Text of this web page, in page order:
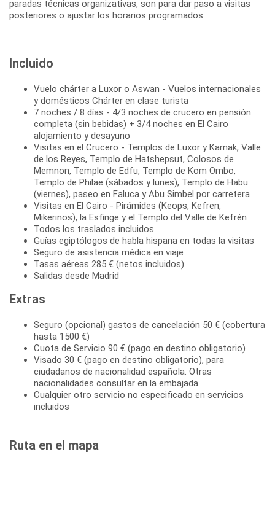
paradas técnicas organizativas, son para dar paso a visitas
posteriores o ajustar los horarios programados
Incluido
Vuelo chárter a Luxor o Aswan - Vuelos internacionales
y domésticos Chárter en clase turista
7 noches / 8 días - 4/3 noches de crucero en pensión
completa (sin bebidas) + 3/4 noches en El Cairo
alojamiento y desayuno
Visitas en el Crucero - Templos de Luxor y Karnak, Valle
de los Reyes, Templo de Hatshepsut, Colosos de
Memnon, Templo de Edfu, Templo de Kom Ombo,
Templo de Philae (sábados y lunes), Templo de Habu
(viernes), paseo en Faluca y Abu Simbel por carretera
Visitas en El Cairo - Pirámides (Keops, Kefren,
Mikerinos), la Esfinge y el Templo del Valle de Kefrén
Todos los traslados incluidos
Guías egiptólogos de habla hispana en todas la visitas
Seguro de asistencia médica en viaje
Tasas aéreas 285 € (netos incluidos)
Salidas desde Madrid
Extras
Seguro (opcional) gastos de cancelación 50 € (cobertura
hasta 1500 €)
Cuota de Servicio 90 € (pago en destino obligatorio)
Visado 30 € (pago en destino obligatorio), para
ciudadanos de nacionalidad española. Otras
nacionalidades consultar en la embajada
Cualquier otro servicio no especificado en servicios
incluidos
Ruta en el mapa